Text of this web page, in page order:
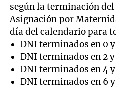
según la terminación
Asignación por
día del calendario para
DNI terminados en 0
DNI terminados en 2
DNI terminados en 4
DNI terminados en 6